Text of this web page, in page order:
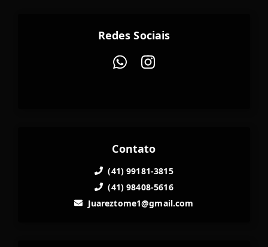
Redes Sociais
Contato
(41) 99181-3815
(41) 98408-5616
Juareztome1@gmail.com